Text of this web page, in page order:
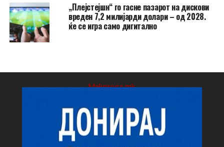
„Плејстејшн“ го гасне пазарот на дискови
вреден 7,2 милијарди долари – од 2028.
ќе се игра само дигитално
Makpress.mk